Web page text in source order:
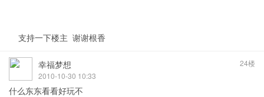
支持一下楼主 谢谢根香
24楼
幸福梦想
2010-10-30 10:33
什么东东看看好玩不